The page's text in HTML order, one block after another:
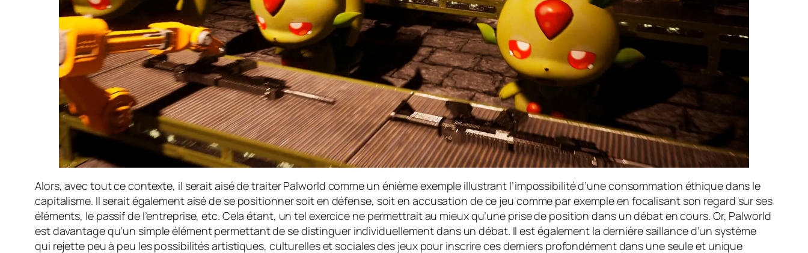
Alors, avec tout ce contexte, il serait aisé de traiterPalworld comme un énième exemple illustrant l’impossibilité d’une consommation éthique dans le
capitalisme. Il serait également aisé de se positionner soit en défense, soit en accusation de ce jeu comme par exemple en focalisant son regard sur ses
éléments, le passif de l’entreprise, etc. Cela étant, un tel exercice ne permettrait au mieux qu’une prise de position dans un débat en cours. Or, Palworld
est davantage qu’un simple élément permettant de se distinguer individuellement dans un débat. Il est également la dernière saillance d’un système
qui rejette peu à peu les possibilités artistiques, culturelles et sociales des jeux pour inscrire ces derniers profondément dans une seule et unique